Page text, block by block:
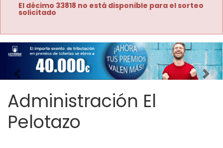
El décimo 33818 no está disponible para el sorteo
solicitado
Imagen anterior
Administración El
Pelotazo